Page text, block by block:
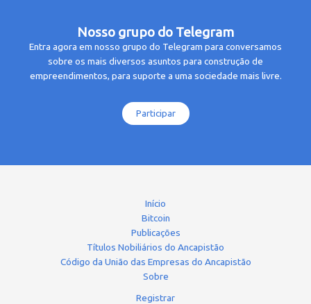
Nosso grupo do Telegram
Entra agora em nosso grupo do Telegram para conversamos
sobre os mais diversos asuntos para construção de
empreendimentos, para suporte a uma sociedade mais livre.
Participar
Início
Bitcoin
Publicações
Títulos Nobiliários do Ancapistão
Código da União das Empresas do Ancapistão
Sobre
Registrar